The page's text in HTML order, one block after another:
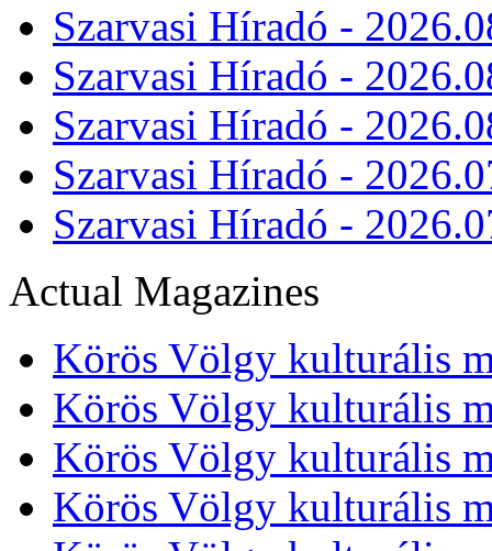
Szarvasi Híradó -
Szarvasi Híradó -
Szarvasi Híradó -
Szarvasi Híradó -
Szarvasi Híradó -
Actual Magazines
Körös Völgy kulturális
Körös Völgy kulturális
Körös Völgy kulturális
Körös Völgy kulturális